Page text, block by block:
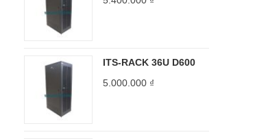
ITS-RACK 36U D600
5.000.000 ₫